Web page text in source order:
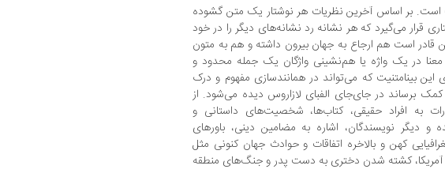
است. بر اساس آخرین نظریات هر نوشتار یک متن گشوده
قرار می‌گیرد که هر نشانه رد نشانه‌های دیگر را در خود
قادر است هم ارجاع به جهان بیرون داشته و هم به متون
در یک واژه یا هم‌نشینی واژگان یک جمله محدود و
بینامتنیت که می‌تواند در همانندسازی مفهوم و درک
کمک برساند در جای‌جای الفبای لازاروس دیده می‌شود. از
به افراد حقیقی، کتاب‌ها، شخصیت‌های داستانی و
و دیگر نویسندگان، اشاره به مضامین دینی، باورهای
کهن و بالاخره اتفاقات و حوادث جهان کنونی مثل
آمریکا، کشته شدن دختری به دست پدر و جنگ‌های منطقه